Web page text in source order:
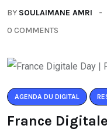
BY SOULAIMANE AMRI
0 COMMENTS
AGENDA DU DIGITAL
France